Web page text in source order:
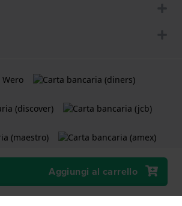
Aggiungi al carrello